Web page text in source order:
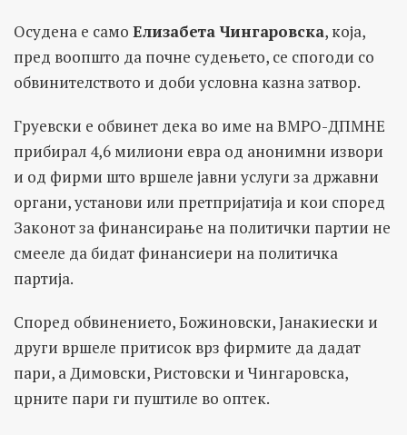
Осудена е само Елизабета Чингаровска, која,
пред воопшто да почне судењето, се спогоди со
обвинителството и доби условна казна затвор.
Груевски е обвинет дека во име на ВМРО-ДПМНЕ
прибирал 4,6 милиони евра од анонимни извори
и од фирми што вршеле јавни услуги за државни
органи, установи или претпријатија и кои според
Законот за финансирање на политички партии не
смееле да бидат финансиери на политичка
партија.
Според обвинението, Божиновски, Јанакиески и
други вршеле притисок врз фирмите да дадат
пари, а Димовски, Ристовски и Чингаровска,
црните пари ги пуштиле во оптек.